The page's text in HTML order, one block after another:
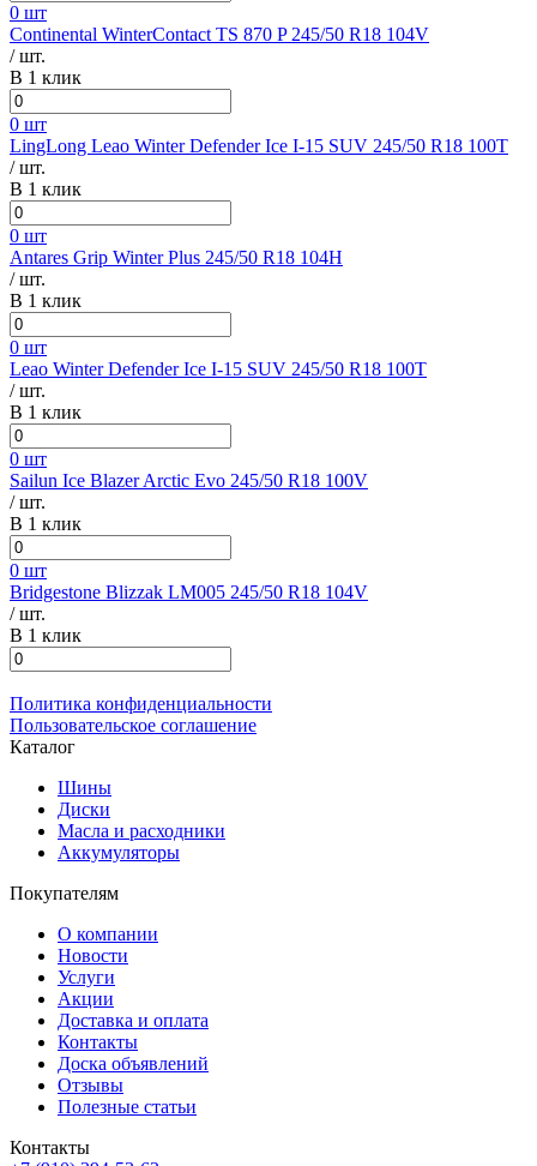
0 шт
Continental WinterContact TS 870 P 245/50 R18 104V
/ шт.
В 1 клик
0 шт
LingLong Leao Winter Defender Ice I-15 SUV 245/50 R18 100T
/ шт.
В 1 клик
0 шт
Antares Grip Winter Plus 245/50 R18 104H
/ шт.
В 1 клик
0 шт
Leao Winter Defender Ice I-15 SUV 245/50 R18 100T
/ шт.
В 1 клик
0 шт
Sailun Ice Blazer Arctic Evo 245/50 R18 100V
/ шт.
В 1 клик
0 шт
Bridgestone Blizzak LM005 245/50 R18 104V
/ шт.
В 1 клик
Политика конфиденциальности
Пользовательское соглашение
Каталог
Шины
Диски
Масла и расходники
Аккумуляторы
Покупателям
О компании
Новости
Услуги
Акции
Доставка и оплата
Контакты
Доска объявлений
Отзывы
Полезные статьи
Контакты